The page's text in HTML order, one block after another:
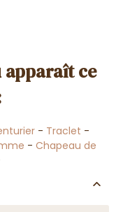
apparaît ce
- Traclet -
- Chapeau de